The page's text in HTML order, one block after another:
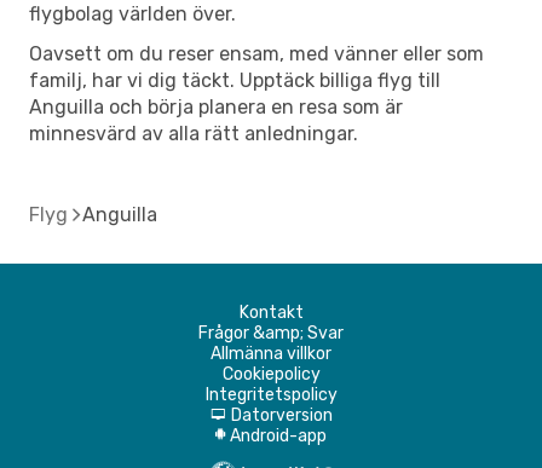
flygbolag världen över.
Oavsett om du reser ensam, med vänner eller som
familj, har vi dig täckt. Upptäck billiga flyg till
Anguilla och börja planera en resa som är
minnesvärd av alla rätt anledningar.
Flyg Anguilla
Kontakt
Frågor &amp; Svar
Allmänna villkor
Cookiepolicy
Integritetspolicy
d Datorversion
A Android-app